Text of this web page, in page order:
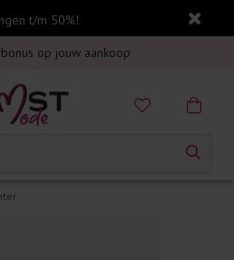
t/m 50%!
online betalen
op jouw aankoop
in Nederland vanaf €75,-